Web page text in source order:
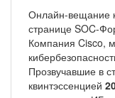
Онлайн-вещание
странице SOC-
Компания Cisco,
Прозвучавшие в
квинтэссенцией